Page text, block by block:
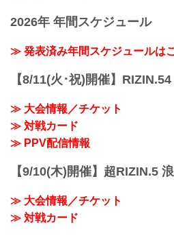
ルヴィ...
集！
ッチを含む
for HIROYA
ー・
結婚披露宴
ンにてライ
参列出来る
ベルヴィ武
2026年 年間スケジュール
≫ 発表済み年間スケジュールは
【8/11(火･祝)開催】
≫ 大会情報／チケット
≫ 対戦カード
≫ PPV配信情報
【9/10(木)開催】超RIZIN.5
≫ 大会情報／チケット
≫ 対戦カード